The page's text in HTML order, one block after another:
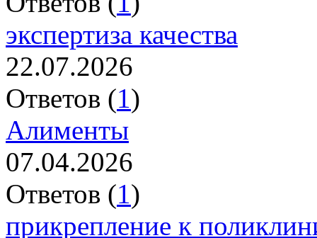
экспертиза качества
22.07.2026
Ответов (1)
Алименты
07.04.2026
Ответов (1)
прикрепление к